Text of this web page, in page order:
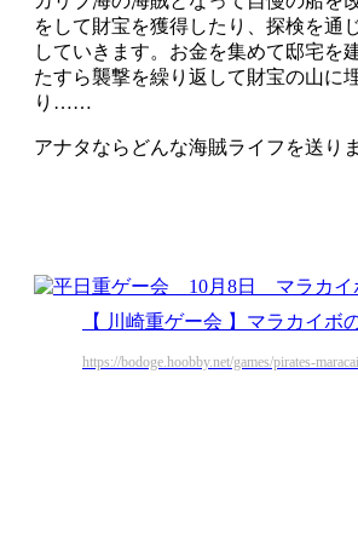
をして財宝を獲得したり、探検を通
していきます。お金を集めて邸宅を
たすら襲撃を繰り返して財宝の山に
り……
アナタならどんな海賊ライフを送り
【 川崎重ゲー会 】マラカイボ
https://bodoge.hoobby.net/games/pirates-